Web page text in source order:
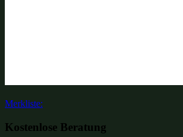
Merkliste:
Kostenlose Beratung